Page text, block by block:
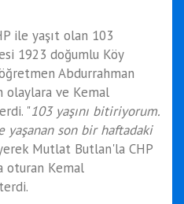
ile yaşıt olan 103
1923 doğumlu Köy
Abdurrahman
olaylara ve Kemal
"103 yaşını bitiriyorum.
yaşanan son bir haftadaki
Mutlat Butlan'la CHP
oturan Kemal